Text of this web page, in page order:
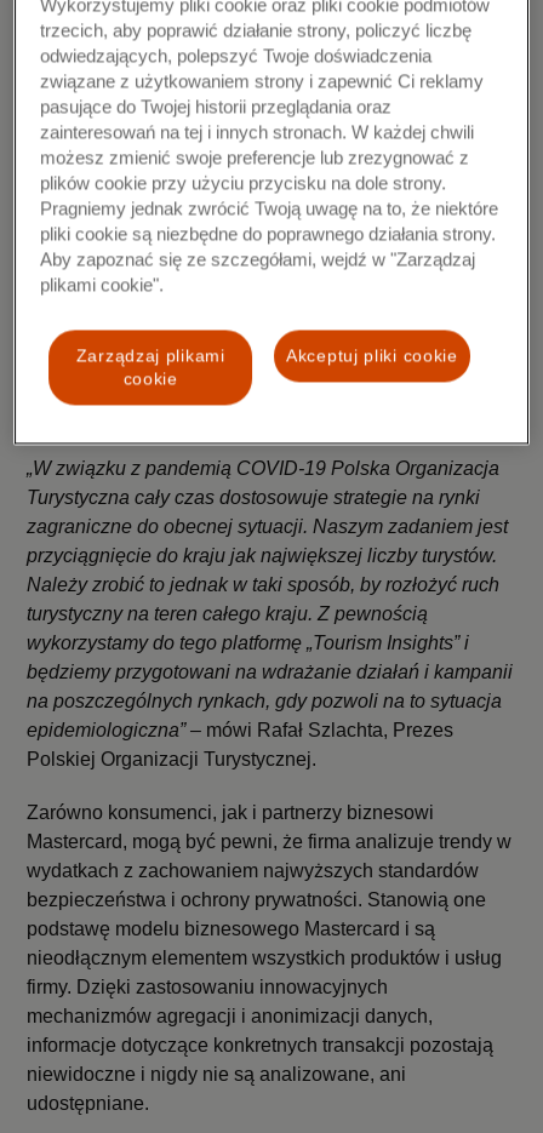
„Udostępniamy Polskiej Organizacji Turystycznej
narzędzie, które dzięki analizie danych pozwoli na
lepsze poznanie trendów związanych z turystami
odwiedzającymi Polskę, pod kątem ich wydatków,
preferencji i poziomu zadowolenia. Dostęp do tych
zasobów umożliwi przekucie informacji płynących z
danych w konkretne plany i działania ukierunkowane na
promocję naszego kraju lub wybranych miast, co –
miejmy nadzieję – poskutkuje przyciągnięciem większej
liczby odwiedzających. Wierzymy, że pomoże to
złagodzić skutki pandemii w branży turystycznej, a w
dłuższym okresie pozwoli powrócić całej branży na
ścieżkę wzrostu”– mówi Krzysztof Sobala, Vice
President Mastercard Data & Services w polskim
„W związku z pandemią COVID-19 Polska Organizacja
Turystyczna cały czas dostosowuje strategie na rynki
zagraniczne do obecnej sytuacji. Naszym zadaniem jest
przyciągnięcie do kraju jak największej liczby turystów.
Należy zrobić to jednak w taki sposób, by rozłożyć ruch
turystyczny na teren całego kraju. Z pewnością
wykorzystamy do tego platformę „Tourism Insights” i
będziemy przygotowani na wdrażanie działań i kampanii
na poszczególnych rynkach, gdy pozwoli na to sytuacja
epidemiologiczna” – mówi Rafał Szlachta, Prezes
Polskiej Organizacji Turystycznej.
Zarówno konsumenci, jak i partnerzy biznesowi
Mastercard, mogą być pewni, że firma analizuje trendy w
wydatkach z zachowaniem najwyższych standardów
bezpieczeństwa i ochrony prywatności. Stanowią one
podstawę modelu biznesowego Mastercard i są
nieodłącznym elementem wszystkich produktów i usług
firmy. Dzięki zastosowaniu innowacyjnych
mechanizmów agregacji i anonimizacji danych,
informacje dotyczące konkretnych transakcji pozostają
niewidoczne i nigdy nie są analizowane, ani
udostępniane.
Wykorzystujemy pliki cookie oraz pliki cookie podmiotów
trzecich, aby poprawić działanie strony, policzyć liczbę
odwiedzających, polepszyć Twoje doświadczenia
związane z użytkowaniem strony i zapewnić Ci reklamy
pasujące do Twojej historii przeglądania oraz
zainteresowań na tej i innych stronach. W każdej chwili
możesz zmienić swoje preferencje lub zrezygnować z
plików cookie przy użyciu przycisku na dole strony.
Pragniemy jednak zwrócić Twoją uwagę na to, że niektóre
pliki cookie są niezbędne do poprawnego działania strony.
Aby zapoznać się ze szczegółami, wejdź w "Zarządzaj
plikami cookie".
Akceptuj pliki cookie
Zarządzaj plikami
cookie